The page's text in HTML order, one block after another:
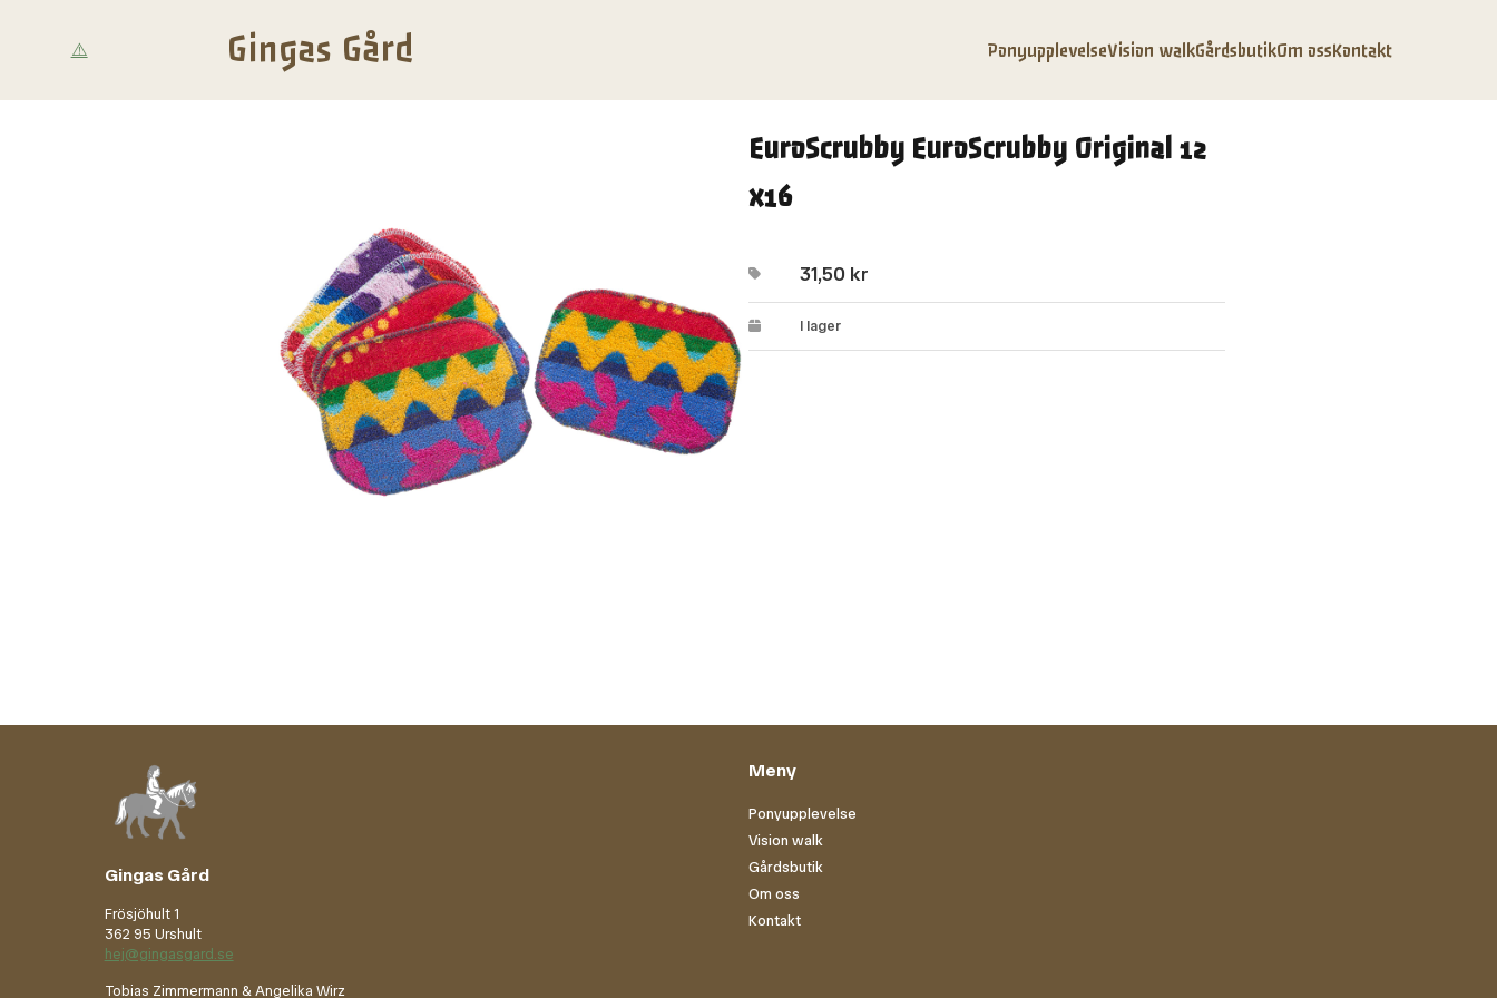
Gingas Gård PonyupplevelseVision walkGårdsbutikOm ossKontakt
EuroScrubby EuroScrubby Original 12
x16
31,50 kr
I lager
Gingas Gård
Frösjöhult 1
362 95 Urshult
hej@gingasgard.se
Tobias Zimmermann & Angelika Wirz
Meny
Ponyupplevelse
Vision walk
Gårdsbutik
Om oss
Kontakt